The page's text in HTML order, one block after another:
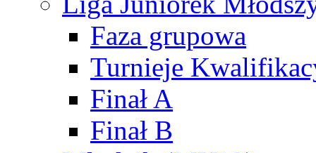
Faza grupowa
Turnieje
Finał A
Finał B